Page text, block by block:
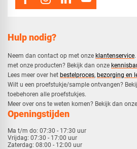
Hulp nodig?
Neem dan contact op met onze klantenservice
met onze producten? Bekijk dan onze
​Lees meer over het bestelproces, bezorging en
​Wilt u een proefstukje/sample ontvangen?
toebehoren alle proefstukjes.
​​Meer over ons te weten komen? Bekijk dan onze
Openingstijden
Ma t/m do: 07:30 - 17:30 uur
Vrijdag: 07:30 - 17:00 uur
Zaterdag: 08:00 - 12:00 uur